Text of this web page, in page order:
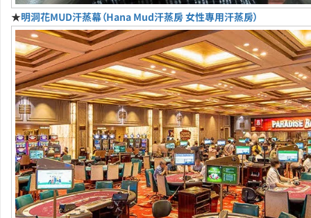
★明洞花MUD汗蒸幕（Hana Mud汗蒸房 女性專用汗蒸房）